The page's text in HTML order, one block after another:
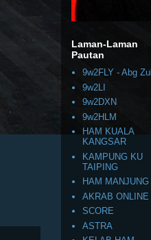
Laman-Laman
Pautan
9w2FLY - Abg Zul
9w2LI
9w2DXN
9w2HLM
HAM KUALA
KANGSAR
KAMPUNG KU
TAIPING
HAM MANJUNG
AKRAB ONLINE
SCORE
ASTRA